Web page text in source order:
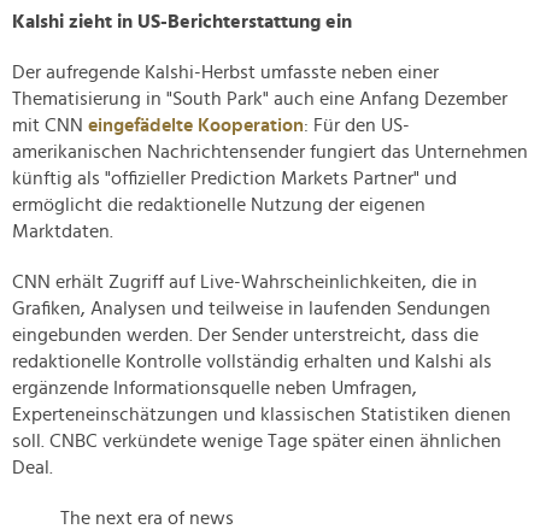
Kalshi zieht in US-Berichterstattung ein
Der aufregende Kalshi-Herbst umfasste neben einer
Thematisierung in "South Park" auch eine Anfang Dezember
mit CNN eingefädelte Kooperation: Für den US-
amerikanischen Nachrichtensender fungiert das Unternehmen
künftig als "offizieller Prediction Markets Partner" und
ermöglicht die redaktionelle Nutzung der eigenen
Marktdaten.
CNN erhält Zugriff auf Live-Wahrscheinlichkeiten, die in
Grafiken, Analysen und teilweise in laufenden Sendungen
eingebunden werden. Der Sender unterstreicht, dass die
redaktionelle Kontrolle vollständig erhalten und Kalshi als
ergänzende Informationsquelle neben Umfragen,
Experteneinschätzungen und klassischen Statistiken dienen
soll. CNBC verkündete wenige Tage später einen ähnlichen
Deal.
The next era of news